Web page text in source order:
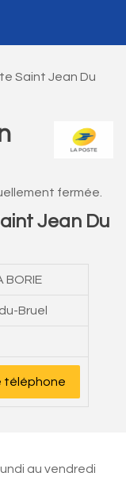
Saint Jean Du
fermée.
Jean Du
BORIE
Bruel
téléphone
au vendredi